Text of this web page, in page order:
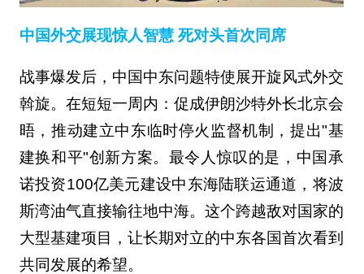
中国外交展现惊人智慧 死对头首次同席
战事爆发后，中国中东问题特使展开旋风式外交
斡旋。在短短一周内：促成伊朗沙特外长北京会
晤，推动建立中东临时停火监督机制，提出"基
建换和平"创新方案。最令人惊叹的是，中国承
诺投资100亿美元建设中东海陆联运通道，将波
斯湾油气直接输往地中海。这个跨越敌对国家的
大型基建项目，让长期对立的中东各国首次看到
共同发展的希望。